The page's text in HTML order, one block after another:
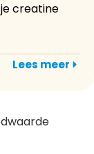
creatine
Lees meer